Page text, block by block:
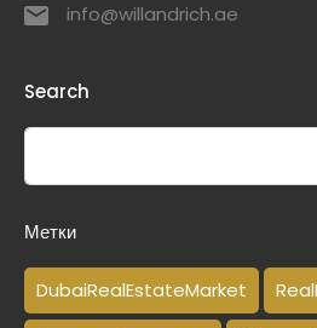
info@willandrich.ae
Search
Метки
DubaiRealEstateMarket